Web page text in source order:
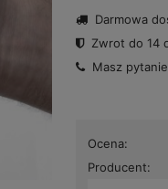
Darmowa
Zwrot do 14
Masz
Ocena:
Producent: